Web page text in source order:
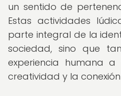
un sentido de
Estas actividades
parte integral de la
sociedad, sino que
experiencia humana
creatividad y la